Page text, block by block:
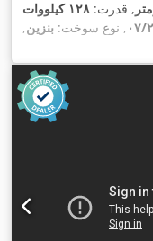
, قدرت:
۱۲۸ کیلووات
, نوع سوخت: بنزین,
۴, تجهیزات:اِی‌بی‌اِس‎,
برنامه پایداری الکترونیکی (ESP), تهویه مطبوع, سیستم ایموبیلایزر,
قفل مرکزی